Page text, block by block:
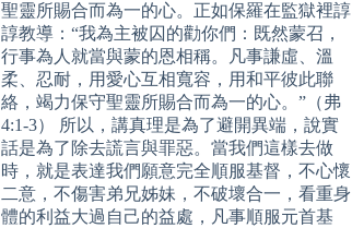
聖靈所賜合而為一的心。正如保羅在監獄裡諄
諄教導：“我為主被囚的勸你們：既然蒙召，
行事為人就當與蒙的恩相稱。凡事謙虛、溫
柔、忍耐，用愛心互相寬容，用和平彼此聯
絡，竭力保守聖靈所賜合而為一的心。”（弗
4:1-3） 所以，講真理是為了避開異端，說實
話是為了除去謊言與罪惡。當我們這樣去做
時，就是表達我們願意完全順服基督，不心懷
二意，不傷害弟兄姊妹，不破壞合一，看重身
體的利益大過自己的益處，凡事順服元首基